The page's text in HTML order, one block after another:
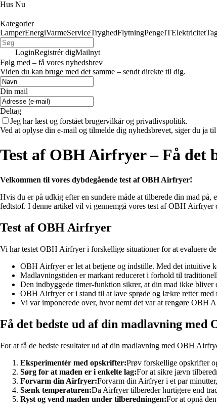
Hus Nu
Kategorier
LamperEnergiVarmeServiceTryghedFlytningPengeITElektricitet
LoginRegistrér digMailnyt
Følg med – få vores nyhedsbrev
Viden du kan bruge med det samme – sendt direkte til dig.
Din mail
Deltag
Jeg har læst og forstået brugervilkår og privatlivspolitik.
Ved at oplyse din e-mail og tilmelde dig nyhedsbrevet, siger du ja
Test af OBH Airfryer – Få det
Velkommen til vores dybdegående test af OBH Airfryer!
Hvis du er på udkig efter en sundere måde at tilberede din mad
fedtstof. I denne artikel vil vi gennemgå vores test af OBH
Test af OBH Airfryer
Vi har testet OBH Airfryer i forskellige situationer for at evaluere
OBH Airfryer er let at betjene og indstille. Med det intuitive
Madlavningstiden er markant reduceret i forhold til
Den indbyggede timer-funktion sikrer, at din mad ikke
OBH Airfryer er i stand til at lave sprøde og lækre retter
Vi var imponerede over, hvor nemt det var at rengøre OBH
Få det bedste ud af din madlavning
For at få de bedste resultater ud af din madlavning med OBH
Eksperimentér med opskrifter:Prøv forskellige opskrifter
Sørg for at maden er i enkelte lag:For at sikre jævn
Forvarm din Airfryer:Forvarm din Airfryer i et par
Sænk temperaturen:Da Airfryer tilbereder hurtigere end
Ryst og vend maden under tilberedningen:For at opnå